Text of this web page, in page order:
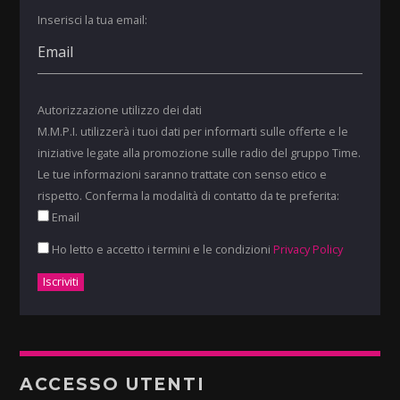
Inserisci la tua email:
Autorizzazione utilizzo dei dati
M.M.P.I. utilizzerà i tuoi dati per informarti sulle offerte e le
iniziative legate alla promozione sulle radio del gruppo Time.
Le tue informazioni saranno trattate con senso etico e
rispetto. Conferma la modalità di contatto da te preferita:
Email
Ho letto e accetto i termini e le condizioni Privacy Policy
ACCESSO UTENTI